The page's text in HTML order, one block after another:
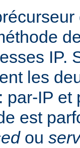
IP.
les
par-IP et
est
ou